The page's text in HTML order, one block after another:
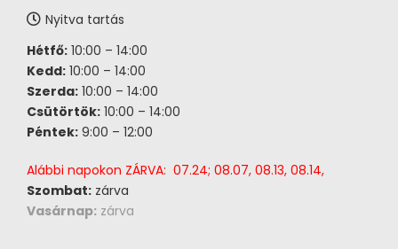
Nyitva tartás
Hétfő: 10:00 – 14:00
Kedd: 10:00 – 14:00
Szerda: 10:00 – 14:00
Csütörtök: 10:00 – 14:00
Péntek: 9:00 – 12:00
Alábbi napokon ZÁRVA: 07.24; 08.07, 08.13, 08.14,
Szombat: zárva
Vasárnap: zárva